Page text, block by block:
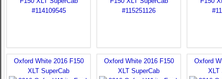
Oxford White 2016 F150
XLT SuperCab
Oxford White 2016 F150
XLT SuperCab
Oxford
XLT